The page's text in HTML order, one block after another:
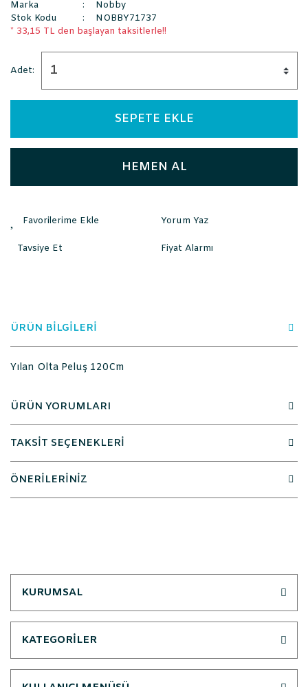
Marka
Nobby
Stok Kodu
NOBBY71737
* 33,15 TL den başlayan taksitlerle!!
Adet:
SEPETE EKLE
HEMEN AL
Yorum Yaz
Tavsiye Et Fiyat Alarmı
ÜRÜN BİLGİLERİ
Yılan Olta Peluş 120Cm
ÜRÜN YORUMLARI
TAKSİT SEÇENEKLERİ
ÖNERİLERİNİZ
KURUMSAL
KATEGORİLER